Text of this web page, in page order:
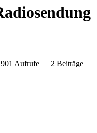
901 Aufrufe
2 Beiträge